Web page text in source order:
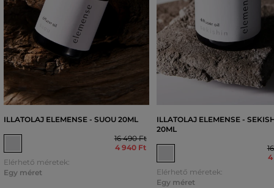
ILLATOLAJ ELEMENSE - SUOU 20ML
16 490 Ft
4 940 Ft
Elérhető méretek:
Egy méret
ILLATOLAJ ELEMENSE -
20ML
4
Elérhető méretek:
Egy méret